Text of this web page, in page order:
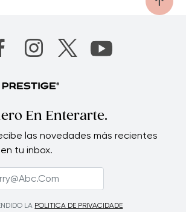
En Enterarte.
las novedades más recientes
tu inbox.
LA POLITICA DE PRIVACIDADE